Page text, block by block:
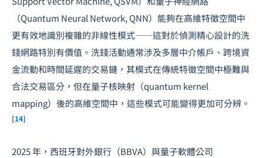
（Quantum Neural Network, QNN）能夠在高維特徵空間中
更有效地識別複雜的非線性模式——這對於偵測精心設計的洗
錢網路特別有價值。洗錢活動通常涉及多層中介帳戶、跨境資
金流動和時間延遲的交易鏈，其模式在傳統特徵空間中極難與
合法交易區分，但在量子核映射（quantum kernel
mapping）後的高維空間中，這些模式可能變得更加可分辨。
[14]
2025 年，西班牙對外銀行（BBVA）與量子軟體公司